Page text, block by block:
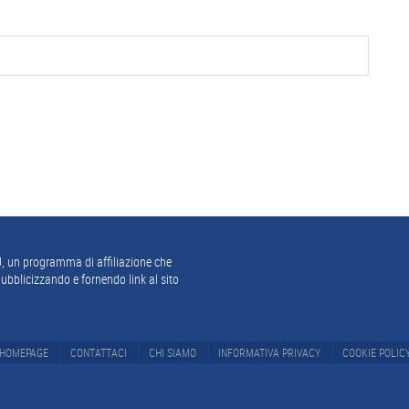
un programma di affiliazione che
e fornendo link al sito
HOMEPAGE CONTATTACI CHI SIAMO INFORMATIVA PRIVACY COOKIE